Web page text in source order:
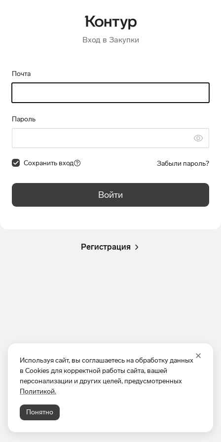
Используя сайт, вы соглашаетесь на обработку данных
в Cookies для корректной работы сайта, вашей
персонализации и других целей, предусмотренных
Политикой.
Понятно
Вход в Закупки
Почта
Пароль
Сохранить вход Забыли пароль?
Войти
Регистрация